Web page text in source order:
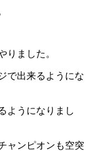
りました。
で出来るようにな
ようになりまし
ャンピオンも空突